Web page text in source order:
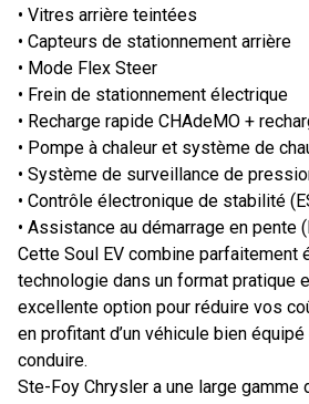
• Vitres arrière teintées
• Capteurs de stationnement arrière
• Mode Flex Steer
• Frein de stationnement électrique
• Recharge rapide CHAdeMO +
• Pompe à chaleur et système de
• Système de surveillance de
• Contrôle électronique de stabilité
• Assistance au démarrage en pente
Cette Soul EV combine parfaitement
technologie dans un format pratique
excellente option pour réduire vos
en profitant d’un véhicule bien
conduire.
Ste-Foy Chrysler a une large gamme